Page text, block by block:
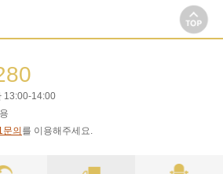
13:00-14:00
문의 를 이용해주세요.